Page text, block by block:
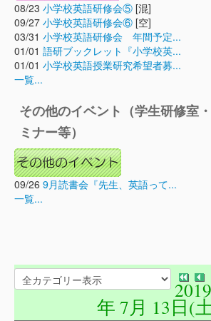
08/23 小学校英語研修会⑤ [混]
09/27 小学校英語研修会⑥ [空]
03/31 小学校英語研修会 年間予定...
01/01 語研ブックレット『小学校英...
01/01 小学校英語授業研究希望者募...
一覧...
その他のイベント（学生研修室
ミナー等）
09/26 9月読書会『先生、英語って...
一覧...
2019
年 7月 13日(